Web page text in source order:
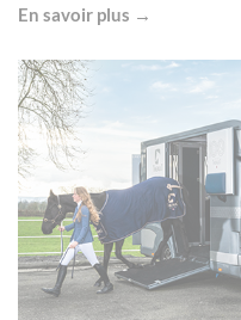
En savoir plus →